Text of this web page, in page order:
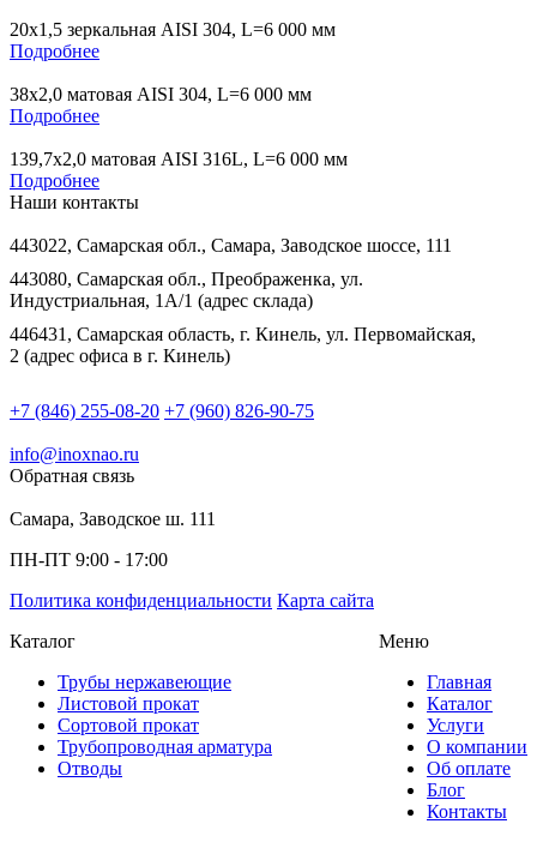
20х1,5 зеркальная AISI 304, L=6 000 мм
Подробнее
38х2,0 матовая AISI 304, L=6 000 мм
Подробнее
139,7х2,0 матовая AISI 316L, L=6 000 мм
Подробнее
Наши контакты
443022, Самарская обл., Самара, Заводское шоссе, 111
443080, Самарская обл., Преображенка, ул.
Индустриальная, 1А/1 (адрес склада)
446431, Самарская область, г. Кинель, ул. Первомайская,
2 (адрес офиса в г. Кинель)
+7 (846) 255-08-20 +7 (960) 826-90-75
info@inoxnao.ru
Обратная связь
Самара, Заводское ш. 111
ПН-ПТ 9:00 - 17:00
Политика конфиденциальности Карта сайта
Каталог
Трубы нержавеющие
Листовой прокат
Сортовой прокат
Трубопроводная арматура
Отводы
Меню
Главная
Каталог
Услуги
О компании
Об оплате
Блог
Контакты